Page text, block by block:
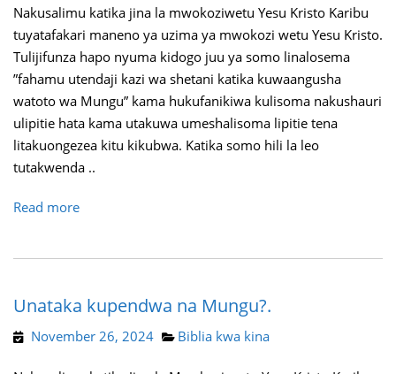
Nakusalimu katika jina la mwokoziwetu Yesu Kristo Karibu
tuyatafakari maneno ya uzima ya mwokozi wetu Yesu Kristo.
Tulijifunza hapo nyuma kidogo juu ya somo linalosema
”fahamu utendaji kazi wa shetani katika kuwaangusha
watoto wa Mungu” kama hukufanikiwa kulisoma nakushauri
ulipitie hata kama utakuwa umeshalisoma lipitie tena
litakuongezea kitu kikubwa. Katika somo hili la leo
tutakwenda ..
Read more
Unataka kupendwa na Mungu?.
November 26, 2024 Biblia kwa kina